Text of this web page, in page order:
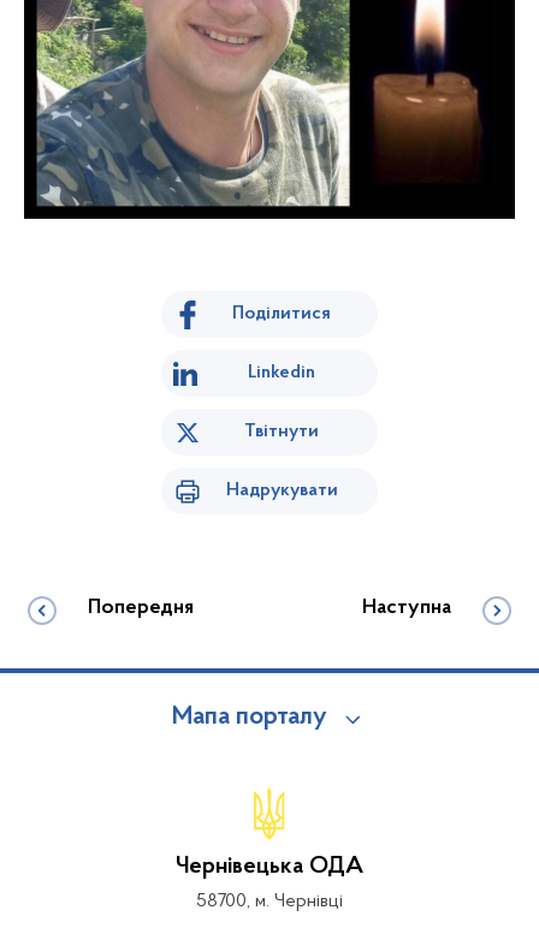
Поділитися
Linkedin
Твітнути
Надрукувати
Попередня Наступна
Мапа порталу
Чернівецька ОДА
58700, м. Чернівці